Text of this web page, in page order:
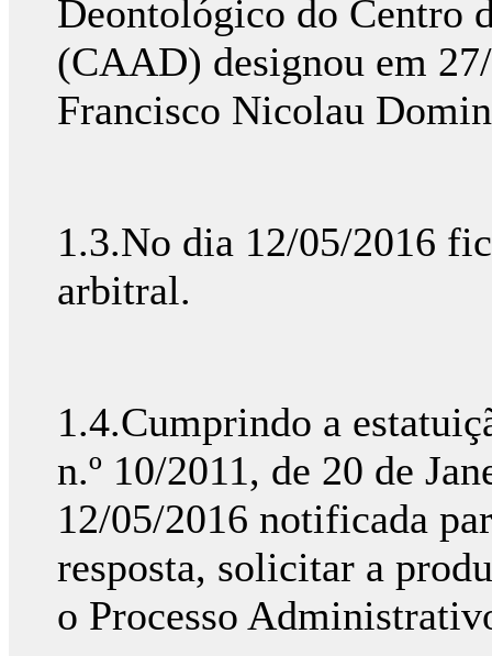
Deontológico do Centro
(CAAD) designou em
Francisco Nicolau
1.3.No dia 12/05/2016
arbitral.
1.4.Cumprindo a
n.º 10/2011, de 20 de
12/05/2016 notificada
resposta, solicitar a
o Processo